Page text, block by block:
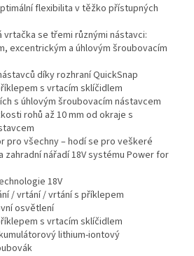
flexibilita v těžko přístupných
vrtačka se třemi různými nástavci:
excentrickým a úhlovým šroubovacím
díky rozhraní QuickSnap
s vrtacím sklíčidlem
s úhlovým šroubovacím nástavcem
rohů až 10 mm od okraje s
pro všechny – hodí se pro veškeré
zahradní nářadí 18V systému Power for
18V
/ vrtání / vrtání s příklepem
osvětlení
s vrtacím sklíčidlem
lithium-iontový